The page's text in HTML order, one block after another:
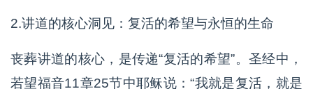
2.讲道的核心洞见：复活的希望与永恒的生命
丧葬讲道的核心，是传递“复活的希望”。圣经中，
若望福音11章25节中耶稣说：“我就是复活，就是